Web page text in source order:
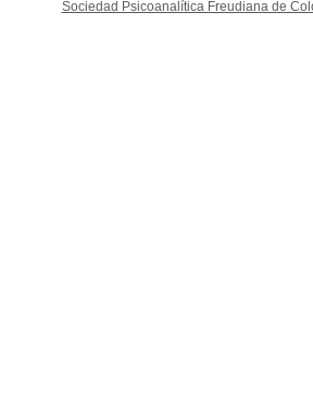
Sociedad Psicoanalítica Freudiana de